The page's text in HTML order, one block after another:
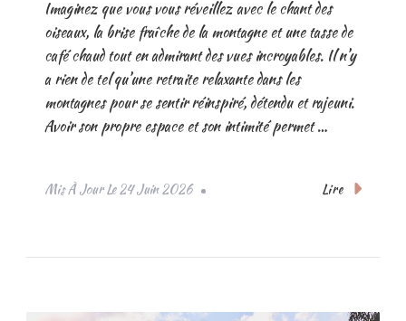
Imaginez que vous vous réveillez avec le chant des
oiseaux, la brise fraîche de la montagne et une tasse de
café chaud tout en admirant des vues incroyables. Il n’y
a rien de tel qu’une retraite relaxante dans les
montagnes pour se sentir réinspiré, détendu et rajeuni.
Avoir son propre espace et son intimité permet …
Mis À Jour Le24 Juin 2026 Lire